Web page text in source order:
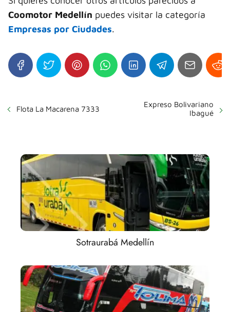
Coomotor Medellín puedes visitar la categoría
Empresas por Ciudades.
Flota La Macarena 7333
Expreso Bolivariano
Ibagué
Sotraurabá Medellín